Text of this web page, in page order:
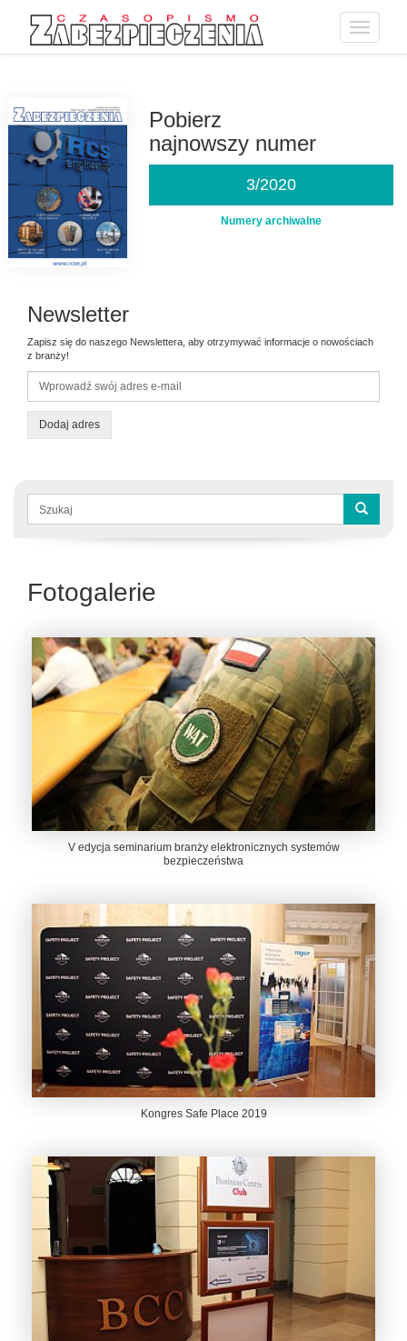
Toggle
Pobierz
najnowszy numer
3/2020
Numery archiwalne
Newsletter
Zapisz się do naszego Newslettera, aby otrzymywać informacje o nowościach
z branży!
Dodaj adres
Formularz
wyszukiwania
Fotogalerie
V edycja seminarium branży elektronicznych systemów
bezpieczeństwa
Kongres Safe Place 2019